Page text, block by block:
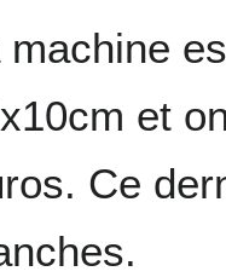
machine
et
Ce